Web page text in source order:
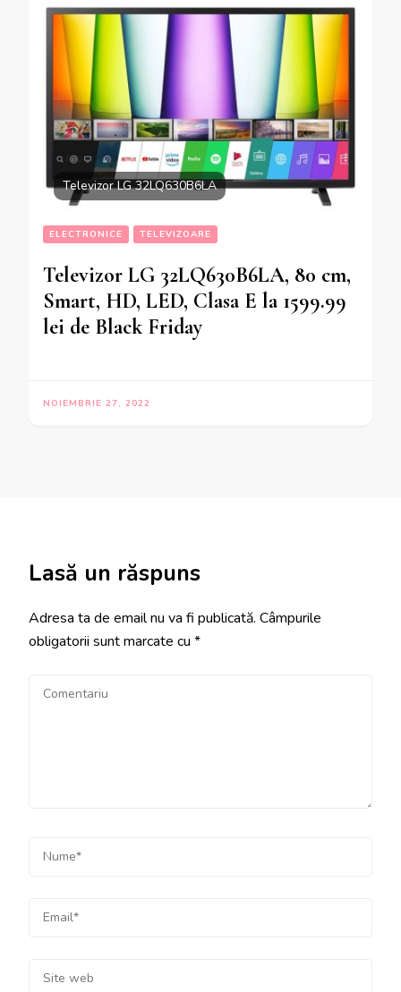
Televizor LG 32LQ630B6LA
ELECTRONICE TELEVIZOARE
Televizor LG 32LQ630B6LA, 80 cm,
Smart, HD, LED, Clasa E la 1599.99
lei de Black Friday
NOIEMBRIE 27, 2022
Lasă un răspuns
Adresa ta de email nu va fi publicată. Câmpurile
obligatorii sunt marcate cu *